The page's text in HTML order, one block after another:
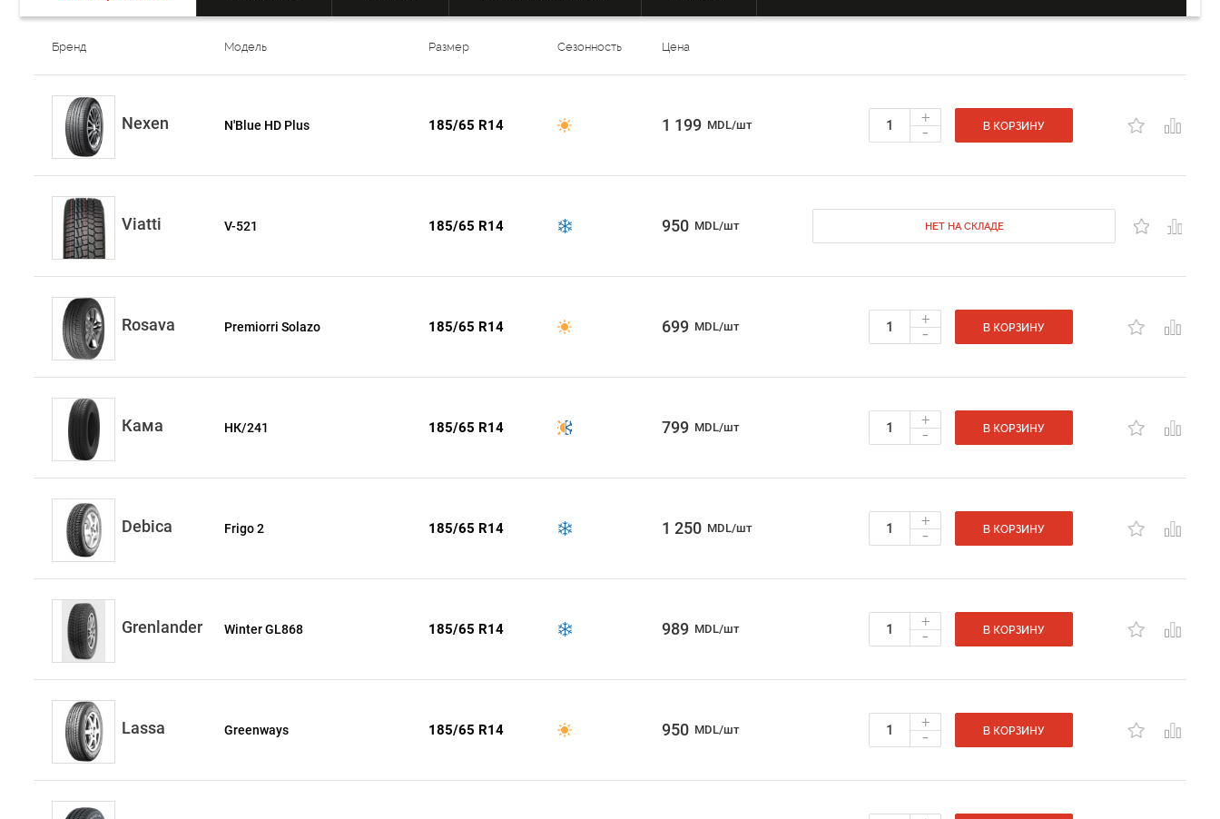
Бренд Модель Размер Сезонность Цена
Nexen N'Blue HD Plus 185/65 R14 1 199 MDL/шт +
- В КОРЗИНУ
Viatti V-521 185/65 R14 950 MDL/шт НЕТ НА СКЛАДЕ
Rosava Premiorri Solazo 185/65 R14 699 MDL/шт +
- В КОРЗИНУ
Кама НК/241 185/65 R14 799 MDL/шт +
- В КОРЗИНУ
Debica Frigo 2 185/65 R14 1 250 MDL/шт +
- В КОРЗИНУ
Grenlander Winter GL868 185/65 R14 989 MDL/шт +
- В КОРЗИНУ
Lassa Greenways 185/65 R14 950 MDL/шт +
- В КОРЗИНУ